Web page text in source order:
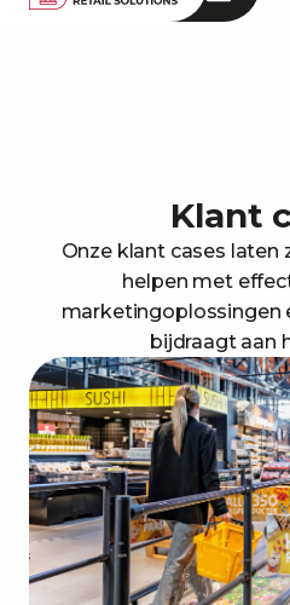
Klant
Onze klant cases laten
helpen met
marketingoplossingen
bijdraagt aan